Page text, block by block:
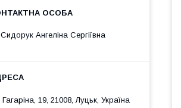
Сидорук Ангеліна Сергіївна
Гагаріна, 19, 21008, Луцьк, Україна